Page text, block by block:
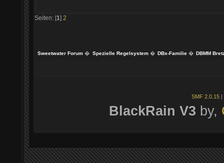
Seiten: [1] 2
Sweetwater Forum � Spezielle Regelsystem� DBx-Familie� DBMM
SMF 2.0.15 |
BlackRain V3 by,